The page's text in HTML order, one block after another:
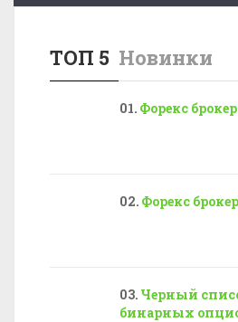
ТОП 5 Новинки
Форекс
Форекс
Черный
бинарных